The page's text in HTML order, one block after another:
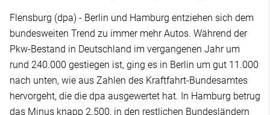
Flensburg (dpa) - Berlin und Hamburg entziehen sich dem
bundesweiten Trend zu immer mehr Autos. Während der
Pkw-Bestand in Deutschland im vergangenen Jahr um
rund 240.000 gestiegen ist, ging es in Berlin um gut 11.000
nach unten, wie aus Zahlen des Kraftfahrt-Bundesamtes
hervorgeht, die die dpa ausgewertet hat. In Hamburg betrug
das Minus knapp 2.500, in den restlichen Bundesländern